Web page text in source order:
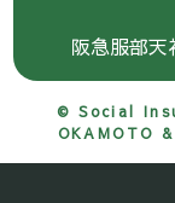
阪急服部
© Social
OKAMOTO